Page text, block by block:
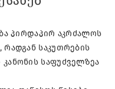
პირდაპირ აკრძალოს
საკუთრების
საფუძველზეა